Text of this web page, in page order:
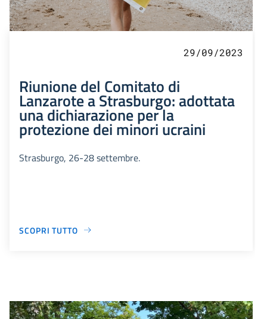
29/09/2023
Riunione del Comitato di
Lanzarote a Strasburgo: adottata
una dichiarazione per la
protezione dei minori ucraini
Strasburgo, 26-28 settembre.
SCOPRI TUTTO